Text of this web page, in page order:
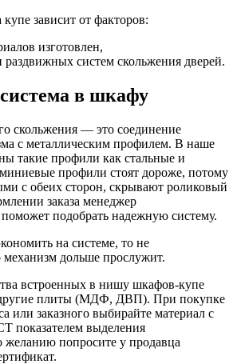
зависит от факторов:
изготовлен,
раздвижных систем скольжения дверей.
в шкафу
скольжения — это соединение
с металлическим профилем. В наше
такие профили как стальные и
профили стоят дороже, потому
с обеих сторон, скрывают роликовый
заказа менеджер
поможет подобрать надежную систему.
на системе, то не
механизм дольше прослужит.
встроенных в нишу шкафов-купе
плиты (МДФ, ДВП). При покупке
или заказного выбирайте материал с
показателем выделения
желанию попросите у продавца